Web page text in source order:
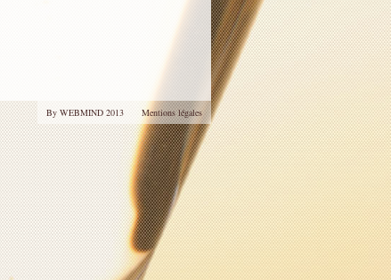
Mentions légales
By WEBMIND 2013